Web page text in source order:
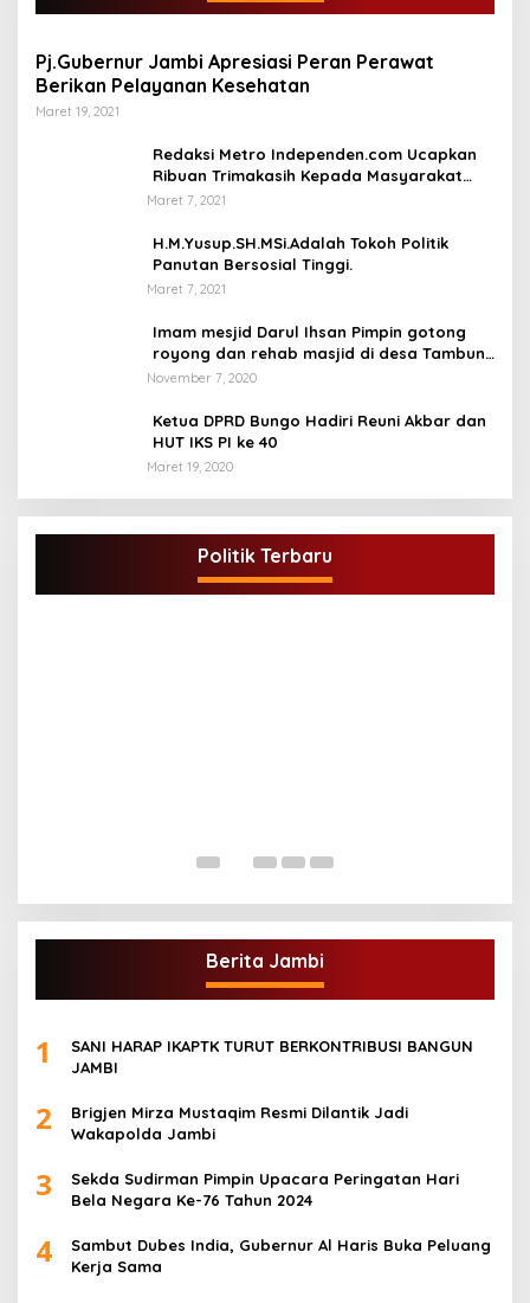
Pj.Gubernur Jambi Apresiasi Peran Perawat
Berikan Pelayanan Kesehatan
Maret 19, 2021
Redaksi Metro Independen.com Ucapkan
Ribuan Trimakasih Kepada Masyarakat
Pengunjung Dan Pembaca.
Maret 7, 2021
H.M.Yusup.SH.MSi.Adalah Tokoh Politik
Panutan Bersosial Tinggi.
Maret 7, 2021
Imam mesjid Darul Ihsan Pimpin gotong
royong dan rehab masjid di desa Tambun
Arang Kecamatan Sumay, kabupaten tebo
November 7, 2020
Ketua DPRD Bungo Hadiri Reuni Akbar dan
HUT IKS PI ke 40
Maret 19, 2020
Politik Terbaru
DPD Partai Golkar,Muscam Ke-X Dalam
Rangka Pemilihan Ketua PK.
Juli 5, 2021
Berita Jambi
1
SANI HARAP IKAPTK TURUT BERKONTRIBUSI BANGUN
JAMBI
2
Brigjen Mirza Mustaqim Resmi Dilantik Jadi
Wakapolda Jambi
3
Sekda Sudirman Pimpin Upacara Peringatan Hari
Bela Negara Ke-76 Tahun 2024
4
Sambut Dubes India, Gubernur Al Haris Buka Peluang
Kerja Sama